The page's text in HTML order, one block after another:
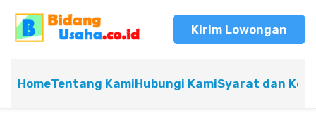
Kirim Lowongan
HomeTentang KamiHubungi KamiSyarat dan